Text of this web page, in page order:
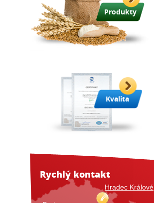
Produkty
Kvalita
Rychlý kontakt
Hradec Králové